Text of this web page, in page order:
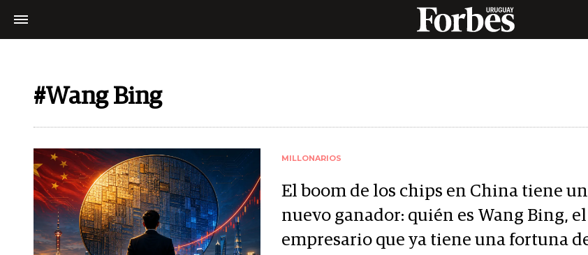
#Wang Bing
MILLONARIOS
El boom de los chips en China tiene un
nuevo ganador: quién es Wang Bing, el
empresario que ya tiene una fortuna